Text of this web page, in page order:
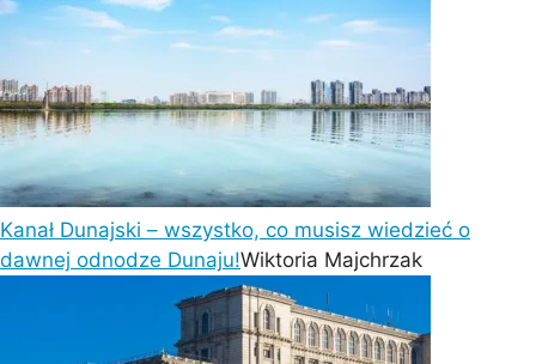
Kanał Dunajski – wszystko, co musisz wiedzieć o
dawnej odnodze Dunaju!Wiktoria Majchrzak